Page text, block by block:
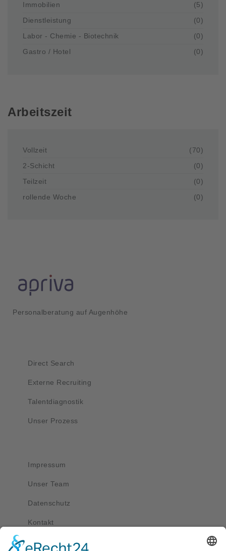
Immobilien
(5)
Dienstleistung
(0)
Labor - Chemie - Biotechnik
(0)
Gastro / Hotel
(0)
Arbeitszeit
Vollzeit
(70)
2-Schicht
(0)
Teilzeit
(0)
rollende Woche
(0)
Personalberatung auf Augenhöhe
Direct Search
Externe Recruiting
Talentdiagnostik
Unser Prozess
Impressum
Unser Team
Datenschutz
Kontakt
Kontakt